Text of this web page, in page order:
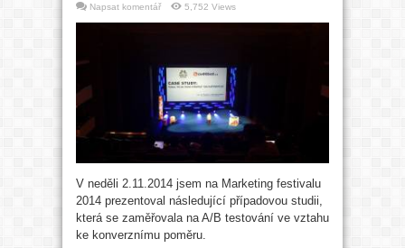
Napsat komentář
5,752 Views
V neděli 2.11.2014 jsem na Marketing festivalu
2014 prezentoval následující případovou studii,
která se zaměřovala na A/B testování ve vztahu
ke konverznímu poměru.